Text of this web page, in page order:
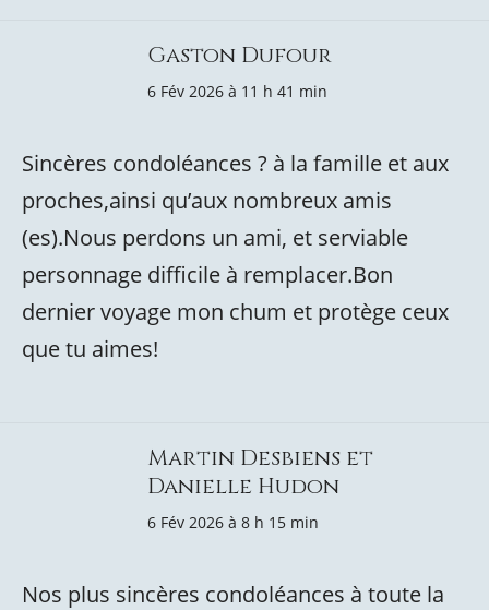
Gaston Dufour
6 Fév 2026 à 11 h 41 min
Sincères condoléances ? à la famille et aux
proches,ainsi qu’aux nombreux amis
(es).Nous perdons un ami, et serviable
personnage difficile à remplacer.Bon
dernier voyage mon chum et protège ceux
que tu aimes!
Martin Desbiens et
Danielle Hudon
6 Fév 2026 à 8 h 15 min
Nos plus sincères condoléances à toute la